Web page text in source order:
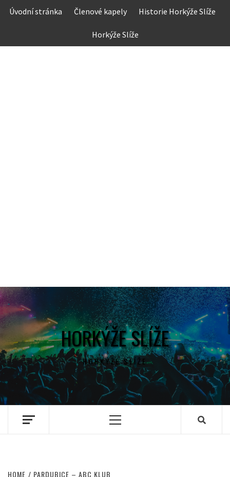
Skip
Úvodní stránka Členové kapely Historie Horkýže Slíže
Horkýže Slíže
HORKÝŽE SLÍŽE
HORKÝŽE SLÍŽE
Primary
HOME PARDUBICE – ABC KLUB